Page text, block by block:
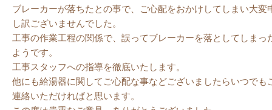
ブレーカーが落ちたとの事で、ご心配をおかけしてしまい大変
し訳ございませんでした。
工事の作業工程の関係で、誤ってブレーカーを落としてしまっ
ようです。
工事スタッフへの指導を徹底いたします。
他にも給湯器に関してご心配な事などございましたらいつでも
連絡いただければと思います。